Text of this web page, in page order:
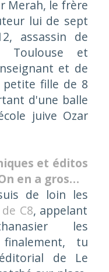
Merah, le frère
lui de sept
assassin de
Toulouse et
et de
fille de 8
d'une balle
juive Ozar
et éditos
en a gros…
de loin les
C8, appelant
les
tu
de Le